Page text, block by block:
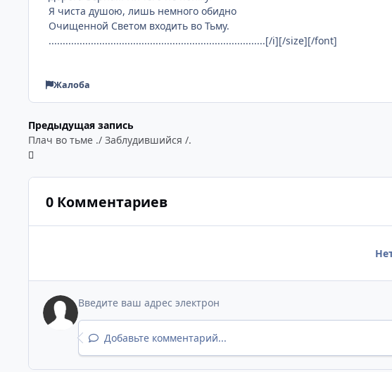
Я чиста душою, лишь немного обидно
Очищенной Светом входить во Тьму.
.............................................................................[/i][/size][/font]
Жалоба
Предыдущая запись
Плач во тьме ./ Заблудившийся /.
0 Комментариев
Добавьте комментарий...